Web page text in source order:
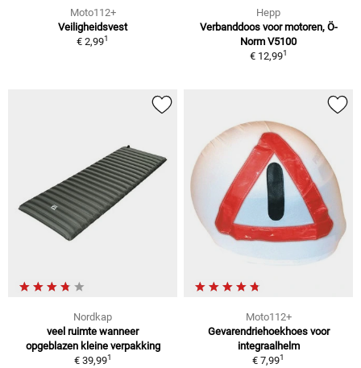
Moto112+
Veiligheidsvest
€ 2,991
Hepp
Verbanddoos voor motoren, Ö-
Norm V5100
€ 12,991
Nordkap
veel ruimte wanneer
opgeblazen kleine verpakking
€ 39,991
Moto112+
Gevarendriehoekhoes voor
integraalhelm
€ 7,991